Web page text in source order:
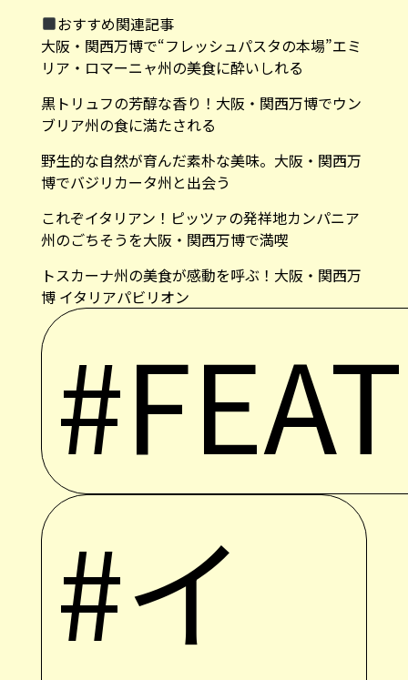
おすすめ関連記事
大阪・関西万博で“フレッシュパスタの本場”エミ
リア・ロマーニャ州の美食に酔いしれる
黒トリュフの芳醇な香り！大阪・関西万博でウン
ブリア州の食に満たされる
野生的な自然が育んだ素朴な美味。大阪・関西万
博でバジリカータ州と出会う
これぞイタリアン！ピッツァの発祥地カンパニア
州のごちそうを大阪・関西万博で満喫
トスカーナ州の美食が感動を呼ぶ！大阪・関西万
博 イタリアパビリオン
#イ